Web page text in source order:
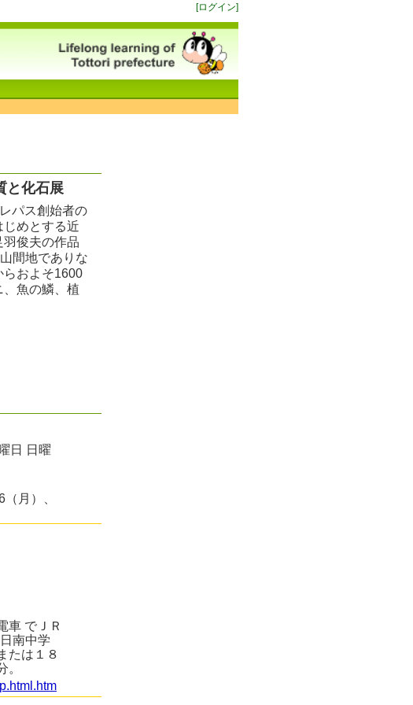
[ログイン]
と化石展
パス創始者の
めとする近
俊夫の作品
間地でありな
らおよそ1600
魚の鱗、植
日 日曜
月）、
車 でＪＲ
南中学
たは１８
。